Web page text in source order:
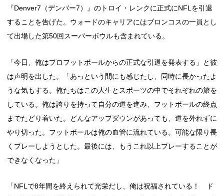
『Denver7（デンバー7）』のトロイ・レンクに正式にNFLを引退
することを告げた。ウォードのキャリアにはブロンコスの一員とし
て出場した第50回スーパーボウルも含まれている。
「今日、俺はプロフットボールからの正式な引退を発表する」と彼
は声明を出した。「あっという間にも感じたし、同時に長かったよ
うな気もする。俺たちはこの人生とスポーツの中でそれぞれの旅を
している。俺は誇りを持って自分の道を進み、フットボールの終点
までたどり着いた。どんなアップダウンがあっても、道を外れずに
やり切った。フットボールは俺の血管に流れている。可能な限り長
くプレーしようとした。最後には、もうこれ以上プレーすることが
できなくなった」
「NFLで8年間を終えられて光栄だし、俺は祝福されている！ ド